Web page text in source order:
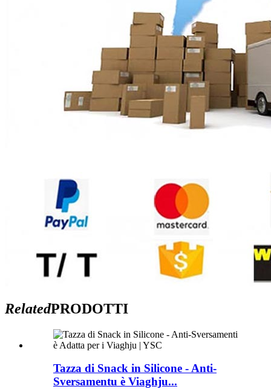
RelatedPRODOTTI
Tazza di Snack in Silicone - Anti-
Sversamentu è Viaghju...